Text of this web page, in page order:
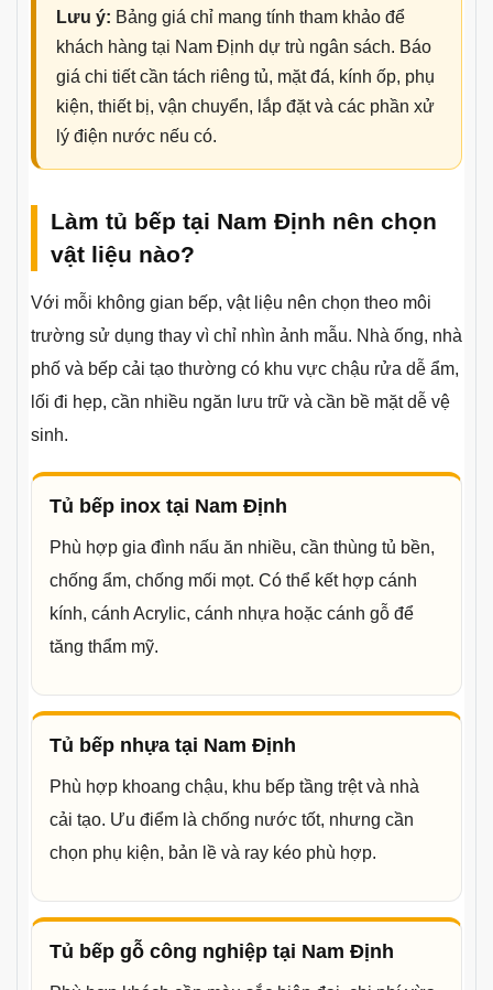
Lưu ý: Bảng giá chỉ mang tính tham khảo để
khách hàng tại Nam Định dự trù ngân sách. Báo
giá chi tiết cần tách riêng tủ, mặt đá, kính ốp, phụ
kiện, thiết bị, vận chuyển, lắp đặt và các phần xử
lý điện nước nếu có.
Làm tủ bếp tại Nam Định nên chọn
vật liệu nào?
Với mỗi không gian bếp, vật liệu nên chọn theo môi
trường sử dụng thay vì chỉ nhìn ảnh mẫu. Nhà ống, nhà
phố và bếp cải tạo thường có khu vực chậu rửa dễ ẩm,
lối đi hẹp, cần nhiều ngăn lưu trữ và cần bề mặt dễ vệ
sinh.
Tủ bếp inox tại Nam Định
Phù hợp gia đình nấu ăn nhiều, cần thùng tủ bền,
chống ẩm, chống mối mọt. Có thể kết hợp cánh
kính, cánh Acrylic, cánh nhựa hoặc cánh gỗ để
tăng thẩm mỹ.
Tủ bếp nhựa tại Nam Định
Phù hợp khoang chậu, khu bếp tầng trệt và nhà
cải tạo. Ưu điểm là chống nước tốt, nhưng cần
chọn phụ kiện, bản lề và ray kéo phù hợp.
Tủ bếp gỗ công nghiệp tại Nam Định